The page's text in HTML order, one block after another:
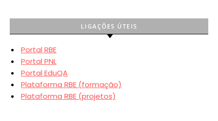
LIGAÇÕES ÚTEIS
Portal RBE
Portal PNL
Portal EduQA
Plataforma RBE (formação)
Plataforma RBE (projetos)